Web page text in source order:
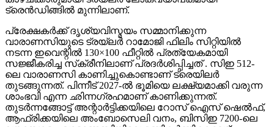
പ്രേക്ഷകർക്ക് ദൃശ്യവിസ്മയം സമ്മാനിക്കുന്ന
വാരാണസിയുടെ ട്രയ്ലർ റാമോജി ഫിലിം സിറ്റിയിൽ
നടന്ന ഇവെന്റിൽ 130×100 ഫീറ്റിൽ പ്രത്യേകമായി
സജ്ജീകരിച്ച സ്‌ക്രീനിലാണ് പ്രദർശിപ്പിച്ചത് . സിഇ 512-
ലെ വാരാണസി കാണിച്ചുകൊണ്ടാണ് ട്രെയിലര്‍
തുടങ്ങുന്നത്. പിന്നീട് 2027-ല്‍ ഭൂമിയെ ലക്ഷ്യമാക്കി വരുന്ന
ശാംഭവി എന്ന ഛിന്നഗ്രഹമാണ് കാണിക്കുന്നത്.
തുടര്‍ന്നങ്ങോട്ട് അന്റാര്‍ട്ടിക്കയിലെ റോസ് ഐസ് ഷെല്‍ഫ്,
ആഫ്രിക്കയിലെ അംബോസെലി വനം, ബിസിഇ 7200-ലെ
ലങ്കാനഗരം, വാരാണസിയിലെ മണികര്‍ണികാ ഘട്ട്
തുടങ്ങിയവയെല്ലാം വിസ്മയക്കാഴ്ചകളായി ട്രെയിലറില്‍